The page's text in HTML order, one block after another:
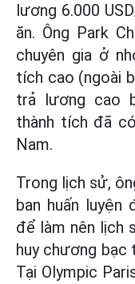
lương 6.000
ăn. Ông Park
chuyên gia ở
tích cao (ngoài
trả lương cao
thành tích đã
Nam.
Trong lịch sử,
ban huấn luyện
để làm nên lịch
huy chương bạc
Tại Olympic